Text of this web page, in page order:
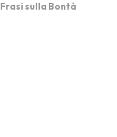
Frasi sulla Bontà